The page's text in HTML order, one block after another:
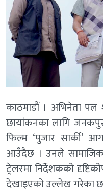
काठमाडौं । अभिनेता पल
छायांकनका लागि
फिल्म ‘पुजार सार्की’
आउँदैछ । उनले
ट्रेलरमा निर्देशकको
देखाइएको उल्लेख गरेका